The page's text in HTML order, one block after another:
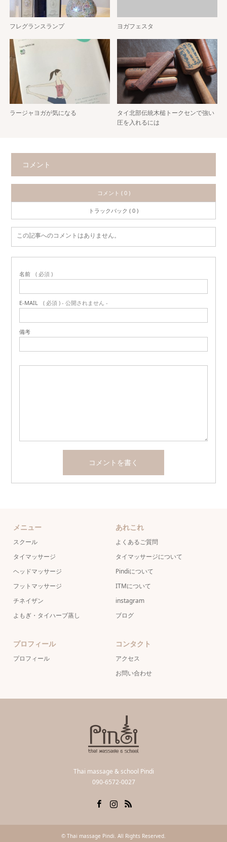
フレグランスランプ ヨガフェスタ
ラージャヨガが気になる
タイ北部伝統木槌トークセンで強い
圧を入れるには
コメント
コメント ( 0 )
トラックバック ( 0 )
この記事へのコメントはありません。
名前 ( 必須 )
E-MAIL ( 必須 ) - 公開されません -
備考
メニュー
スクール
タイマッサージ
ヘッドマッサージ
フットマッサージ
チネイザン
よもぎ・タイハーブ蒸し
あれこれ
よくあるご質問
タイマッサージについて
Pindiについて
ITMについて
instagram
ブログ
プロフィール
プロフィール
コンタクト
アクセス
お問い合わせ
Thai massage & school Pindi
090-6572-0027
© Thai massage Pindi. All Rights Reserved.